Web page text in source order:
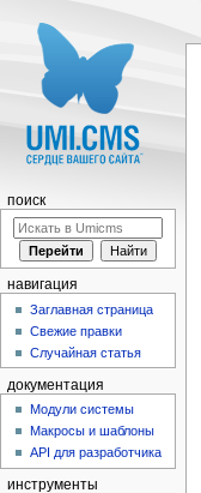
поиск
навигация
Заглавная страница
Свежие правки
Случайная статья
документация
Модули системы
Макросы и шаблоны
API для разработчика
инструменты